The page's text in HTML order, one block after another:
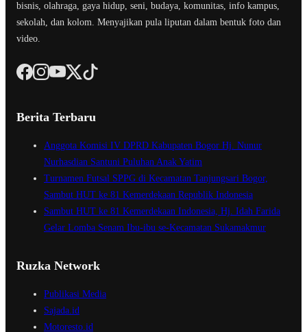
bisnis, olahraga, gaya hidup, seni, budaya, komunitas, info kampus,
sekolah, dan kolom. Menyajikan pula liputan dalam bentuk foto dan
video.
Berita Terbaru
Anggota Komisi IV DPRD Kabupaten Bogor Hj. Nunur
Nurhasdian Santuni Puluhan Anak Yatim
Turnamen Futsal SPPG di Kecamatan Tanjungsari Bogor,
Sambut HUT ke 81 Kemerdekaan Republik Indonesia
Sambut HUT ke 81 Kemerdekaan Indonesia, Hj. Idah Farida
Gelar Lomba Senam Ibu-ibu se-Kecamatan Sukamakmur
Ruzka Network
Publikasi Media
Sajada.id
Motoresto.id